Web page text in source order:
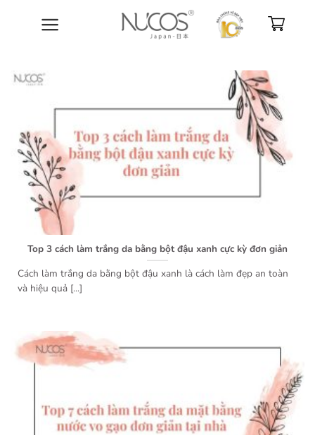
Top 3 cách làm trắng da bằng bột đậu xanh cực kỳ đơn giản
Cách làm trắng da bằng bột đậu xanh là cách làm đẹp an toàn
và hiệu quả [...]